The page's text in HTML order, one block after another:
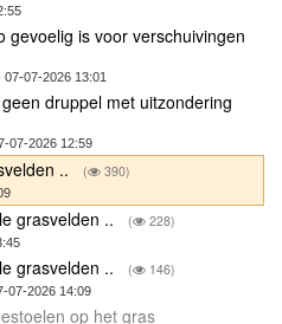
gevoelig is voor verschuivingen
07-07-2026 13:01
druppel met uitzondering
07-2026 12:59
.. ( 390)
grasvelden .. ( 228)
grasvelden .. ( 146)
07-2026 14:09
op het gras